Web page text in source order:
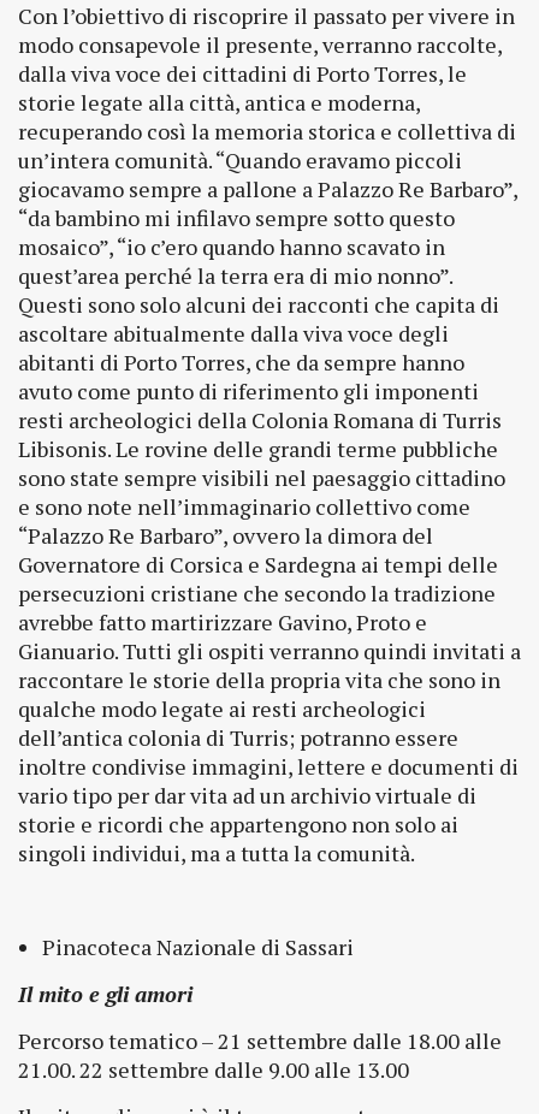
Con l’obiettivo di riscoprire il passato per vivere in
modo consapevole il presente, verranno raccolte,
dalla viva voce dei cittadini di Porto Torres, le
storie legate alla città, antica e moderna,
recuperando così la memoria storica e collettiva di
un’intera comunità. “Quando eravamo piccoli
giocavamo sempre a pallone a Palazzo Re Barbaro”,
“da bambino mi infilavo sempre sotto questo
mosaico”, “io c’ero quando hanno scavato in
quest’area perché la terra era di mio nonno”.
Questi sono solo alcuni dei racconti che capita di
ascoltare abitualmente dalla viva voce degli
abitanti di Porto Torres, che da sempre hanno
avuto come punto di riferimento gli imponenti
resti archeologici della Colonia Romana di Turris
Libisonis. Le rovine delle grandi terme pubbliche
sono state sempre visibili nel paesaggio cittadino
e sono note nell’immaginario collettivo come
“Palazzo Re Barbaro”, ovvero la dimora del
Governatore di Corsica e Sardegna ai tempi delle
persecuzioni cristiane che secondo la tradizione
avrebbe fatto martirizzare Gavino, Proto e
Gianuario. Tutti gli ospiti verranno quindi invitati a
raccontare le storie della propria vita che sono in
qualche modo legate ai resti archeologici
dell’antica colonia di Turris; potranno essere
inoltre condivise immagini, lettere e documenti di
vario tipo per dar vita ad un archivio virtuale di
storie e ricordi che appartengono non solo ai
singoli individui, ma a tutta la comunità.
Pinacoteca Nazionale di Sassari
Il mito e gli amori
Percorso tematico – 21 settembre dalle 18.00 alle
21.00. 22 settembre dalle 9.00 alle 13.00